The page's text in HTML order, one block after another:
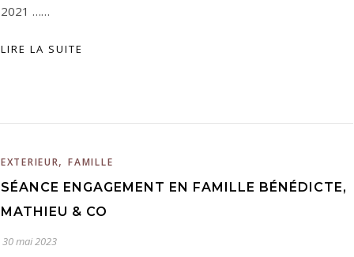
2021 ……
LIRE LA SUITE
EXTERIEUR,FAMILLE
SÉANCE ENGAGEMENT EN FAMILLE BÉNÉDICTE,
MATHIEU & CO
30 mai 2023